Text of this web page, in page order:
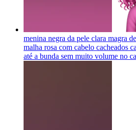
menina negra da pele clara magra
malha rosa com cabelo cacheados
até a bunda sem muito volume no